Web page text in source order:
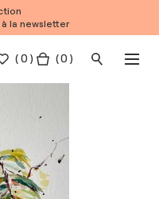
la newsletter
(0 ) ( 0 )